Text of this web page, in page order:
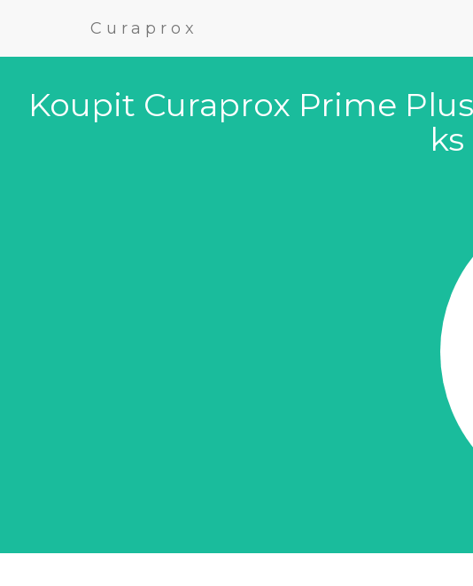
Curaprox
Koupit Curaprox Prime